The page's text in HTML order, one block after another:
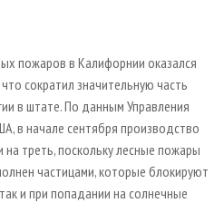
ПЛИТ
пожаров в Калифорнии оказался
сократил значительную часть
в штате. По данным Управления
в начале сентября производство
на треть, поскольку лесные пожары
частицами, которые блокируют
и при попадании на солнечные